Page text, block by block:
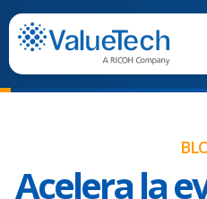
Acelera la